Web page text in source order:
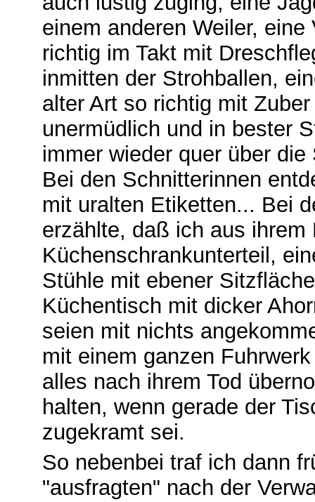
einem anderen Weiler,
richtig im Takt mit
inmitten der Strohballen,
alter Art so richtig mit
unermüdlich und in bester
immer wieder quer über
Bei den Schnitterinnen
mit uralten Etiketten... Bei
erzählte, daß ich aus ihrem
Küchenschrankunterteil,
Stühle mit ebener
Küchentisch mit dicker
seien mit nichts
mit einem ganzen
alles nach ihrem Tod
halten, wenn gerade der
zugekramt sei.
So nebenbei traf ich dann
"ausfragten" nach der